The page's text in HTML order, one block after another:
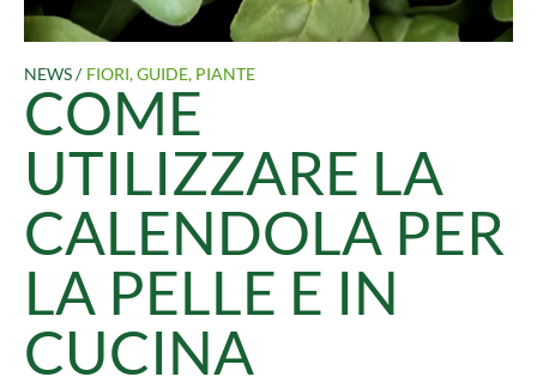
NEWS / FIORI,GUIDE, PIANTE
COME
UTILIZZARE LA
CALENDOLA PER
LA PELLE E IN
CUCINA